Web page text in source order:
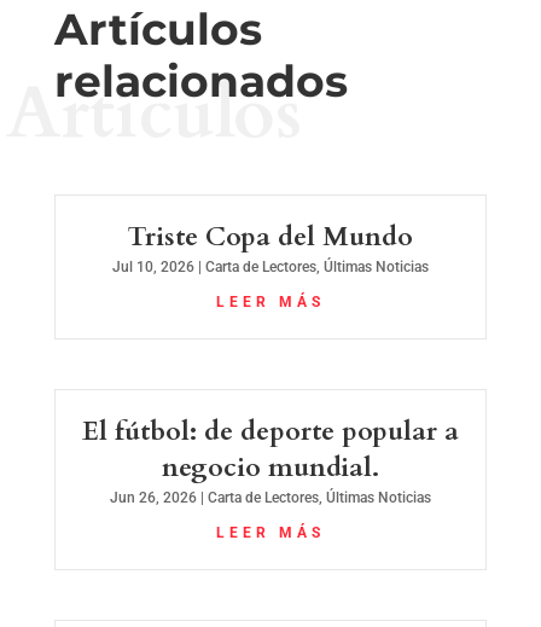
Artículos
relacionados
Artículos
Triste Copa del Mundo
Jul 10, 2026| Carta de Lectores, Últimas Noticias
LEER MÁS
El fútbol: de deporte popular a
negocio mundial.
Jun 26, 2026| Carta de Lectores, Últimas Noticias
LEER MÁS